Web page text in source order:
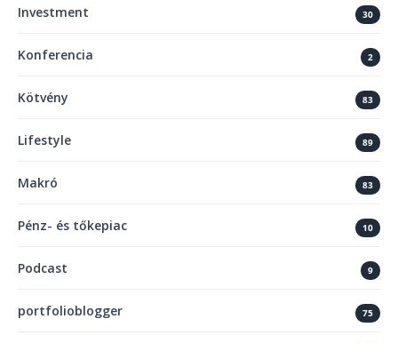
Investment 30
Konferencia 2
Kötvény 83
Lifestyle 89
Makró 83
Pénz- és tőkepiac 10
Podcast 9
portfolioblogger 75